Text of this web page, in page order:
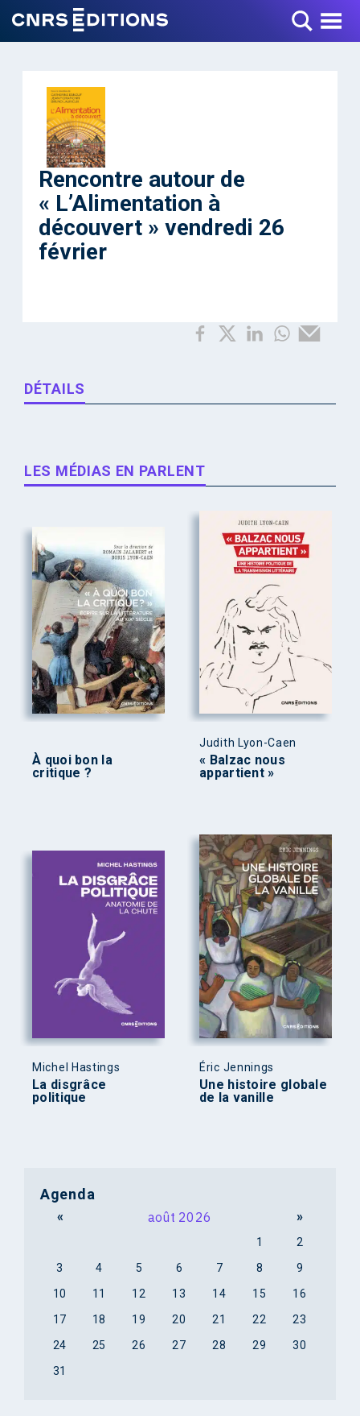
Toggle Menu
Rencontre autour de
« L’Alimentation à
découvert » vendredi 26
février
DÉTAILS
LES MÉDIAS EN PARLENT
À quoi bon la
critique ?
Judith Lyon-Caen
« Balzac nous
appartient »
Michel Hastings
La disgrâce
politique
Éric Jennings
Une histoire globale
de la vanille
Agenda
« août 2026 »
1
2
3
4 5 6 7 8
9
10
11 12 13 14 15
16
17
18 19 20 21 22
23
24
25 26 27 28 29
30
31